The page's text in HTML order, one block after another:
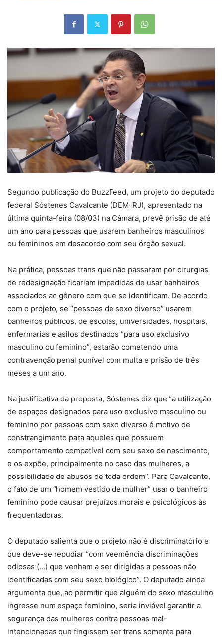
Segundo publicação do BuzzFeed, um projeto do deputado
federal Sóstenes Cavalcante (DEM-RJ), apresentado na
última quinta-feira (08/03) na Câmara, prevê prisão de até
um ano para pessoas que usarem banheiros masculinos
ou femininos em desacordo com seu órgão sexual.
Na prática, pessoas trans que não passaram por cirurgias
de redesignação ficariam impedidas de usar banheiros
associados ao gênero com que se identificam. De acordo
com o projeto, se “pessoas de sexo diverso” usarem
banheiros públicos, de escolas, universidades, hospitais,
enfermarias e asilos destinados “para uso exclusivo
masculino ou feminino”, estarão cometendo uma
contravenção penal punível com multa e prisão de três
meses a um ano.
Na justificativa da proposta, Sóstenes diz que “a utilização
de espaços designados para uso exclusivo masculino ou
feminino por pessoas com sexo diverso é motivo de
constrangimento para aqueles que possuem
comportamento compatível com seu sexo de nascimento,
e os expõe, principalmente no caso das mulheres, a
possibilidade de abusos de toda ordem”. Para Cavalcante,
o fato de um “homem vestido de mulher” usar o banheiro
feminino pode causar prejuízos morais e psicológicos às
frequentadoras.
O deputado salienta que o projeto não é discriminatório e
que deve-se repudiar “com veemência discriminações
odiosas (…) que venham a ser dirigidas a pessoas não
identificadas com seu sexo biológico”. O deputado ainda
argumenta que, ao permitir que alguém do sexo masculino
ingresse num espaço feminino, seria inviável garantir a
segurança das mulheres contra pessoas mal-
intencionadas que fingissem ser trans somente para